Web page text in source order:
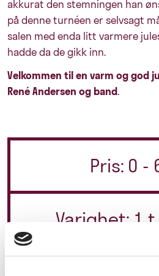
akkurat den stemningen han
på denne turnéen er selvsagt
salen med enda litt varmere
hadde da de gikk inn.
Velkommen til en varm og god
René Andersen og band.
Pris: 0 -
Varighet: 1